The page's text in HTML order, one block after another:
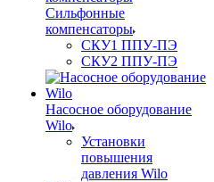
Сильфонные
компенсаторы
СКУ1 ППУ-ПЭ
СКУ2 ППУ-ПЭ
Насосное оборудование
Wilo
Установки
повышения
давления Wilo